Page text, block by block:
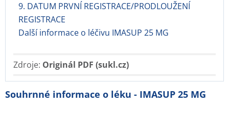
9. DATUM PRVNÍ REGISTRACE/PRODLOUŽENÍ
REGISTRACE
Další informace o léčivu IMASUP 25 MG
Zdroje: Originál PDF (sukl.cz)
Souhrnné informace o léku - IMASUP 25 MG